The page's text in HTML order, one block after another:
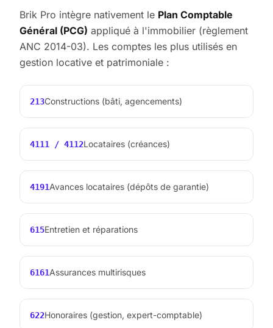
Brik Pro intègre nativement le Plan Comptable
Général (PCG) appliqué à l'immobilier (règlement
ANC 2014-03). Les comptes les plus utilisés en
gestion locative et patrimoniale :
213Constructions (bâti, agencements)
4111 / 4112Locataires (créances)
4191Avances locataires (dépôts de garantie)
615Entretien et réparations
6161Assurances multirisques
622Honoraires (gestion, expert-comptable)